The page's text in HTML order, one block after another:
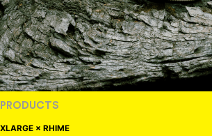
PRODUCTS
XLARGE × RHIME